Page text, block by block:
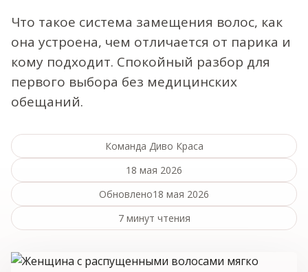
Что такое система замещения волос, как
она устроена, чем отличается от парика и
кому подходит. Спокойный разбор для
первого выбора без медицинских
обещаний.
Команда Диво Краса
18 мая 2026
Обновлено18 мая 2026
7 минут чтения